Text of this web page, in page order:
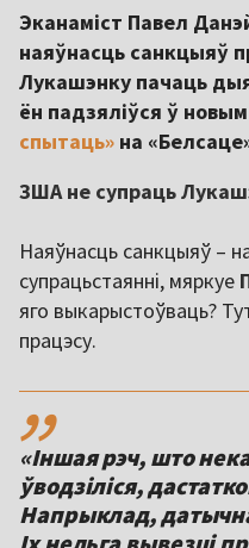
Эканаміст Павел
наяўнасць санкцыяў
Лукашэнку пачаць
ён падзяліўся ў
спытаць» на
ЗША не супраць
Наяўнасць санкцыяў –
супрацьстаянні, мяркуе
яго выкарыстоўваць?
працэсу.
,,
«Іншая рэч, што
ўводзіліся,
Напрыклад,